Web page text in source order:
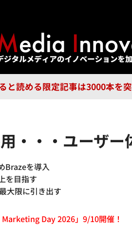
読める限定記事は3000本を
広告 企業 特集
・・・ユーザー
Brazeを導入
を目指す
大限に引き出す
Day 2026」9/10開催！